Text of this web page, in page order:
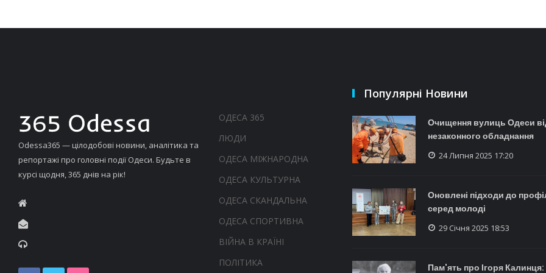
Odessa365 — цілодобові новини, аналітика та
репортажі про головні події Одеси. Будьте в
курсі щодня, 365 днів на рік!
ОДЕСА 365
ЛЮДИ
ОДЕСА МІЖНАРОДНА
ОДЕСА КУЛЬТУРНА
ОДЕСА СКАНДАЛЬНА
ОДЕСА СПОРТИВНА
ВІЙНА В КРАЇНІ
ПОЛІТИКА
Популярні Новини
Очищення вулиць Одеси
незаконного обладнання
24 Липня 2025 17:20
Оновлені підходи до
серед молоді
29 Січня 2025 18:53
Пам'ять про Ігоря